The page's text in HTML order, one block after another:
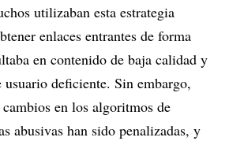
utilizaban esta estrategia
enlaces entrantes de forma
en contenido de baja calidad y
usuario deficiente. Sin embargo,
en los algoritmos de
abusivas han sido penalizadas, y